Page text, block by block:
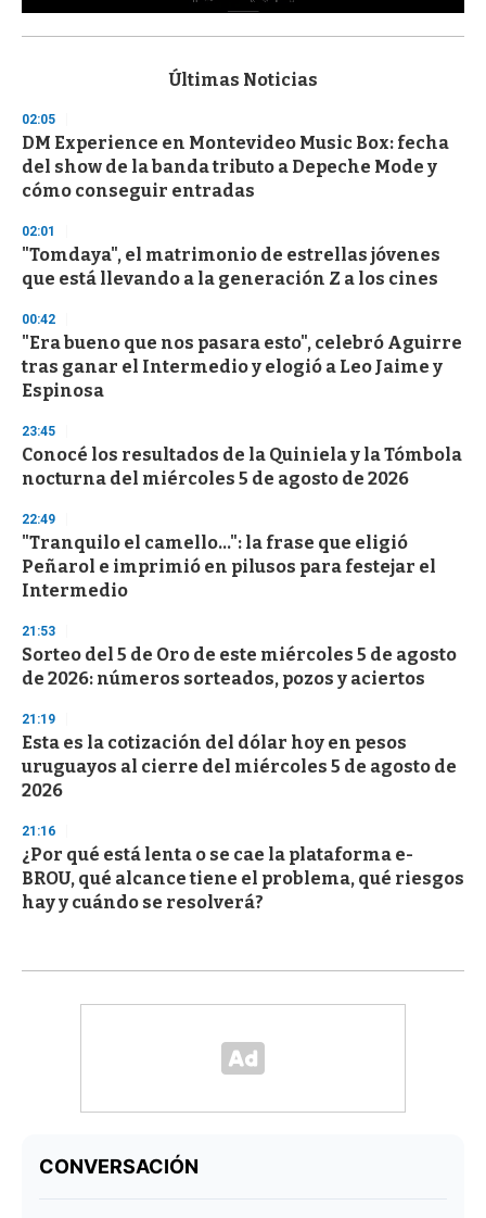
s
d
s
o
f
3
s
e
o
d
s
Últimas Noticias
02:05
DM Experience en Montevideo Music Box: fecha
del show de la banda tributo a Depeche Mode y
cómo conseguir entradas
02:01
"Tomdaya", el matrimonio de estrellas jóvenes
que está llevando a la generación Z a los cines
00:42
"Era bueno que nos pasara esto", celebró Aguirre
tras ganar el Intermedio y elogió a Leo Jaime y
Espinosa
23:45
Conocé los resultados de la Quiniela y la Tómbola
nocturna del miércoles 5 de agosto de 2026
22:49
"Tranquilo el camello...": la frase que eligió
Peñarol e imprimió en pilusos para festejar el
Intermedio
21:53
Sorteo del 5 de Oro de este miércoles 5 de agosto
de 2026: números sorteados, pozos y aciertos
21:19
Esta es la cotización del dólar hoy en pesos
uruguayos al cierre del miércoles 5 de agosto de
2026
21:16
¿Por qué está lenta o se cae la plataforma e-
BROU, qué alcance tiene el problema, qué riesgos
hay y cuándo se resolverá?